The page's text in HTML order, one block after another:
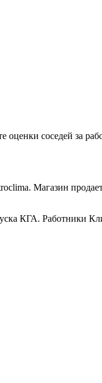
соседей за
Магазин
КГА. Работники